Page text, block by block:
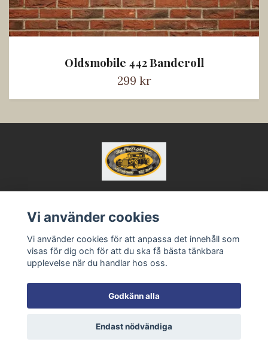
Oldsmobile 442 Banderoll
299 kr
Kontakt
Köpvillkor
Vi använder cookies
Vi använder cookies för att anpassa det innehåll som
visas för dig och för att du ska få bästa tänkbara
upplevelse när du handlar hos oss.
Godkänn alla
Endast nödvändiga